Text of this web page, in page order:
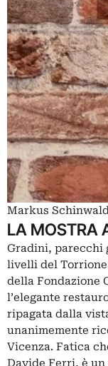
Markus
LA MOSTRA
Gradini, parecchi
livelli del Torrione
della Fondazione
l’elegante
ripagata dalla
unanimemente
Vicenza. Fatica
Davide Ferri, è